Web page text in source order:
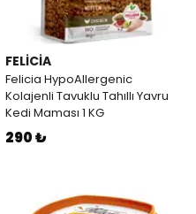
FELİCİA
Felicia HypoAllergenic
Kolajenli Tavuklu Tahıllı Yavru
Kedi Maması 1 KG
290 ₺